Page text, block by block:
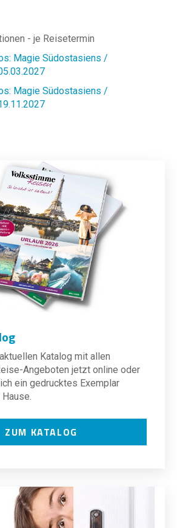
- je Reisetermin
Magie Südostasiens /
Magie Südostasiens /
Katalog mit allen
Angeboten jetzt online oder
ein gedrucktes Exemplar
ZUM KATALOG